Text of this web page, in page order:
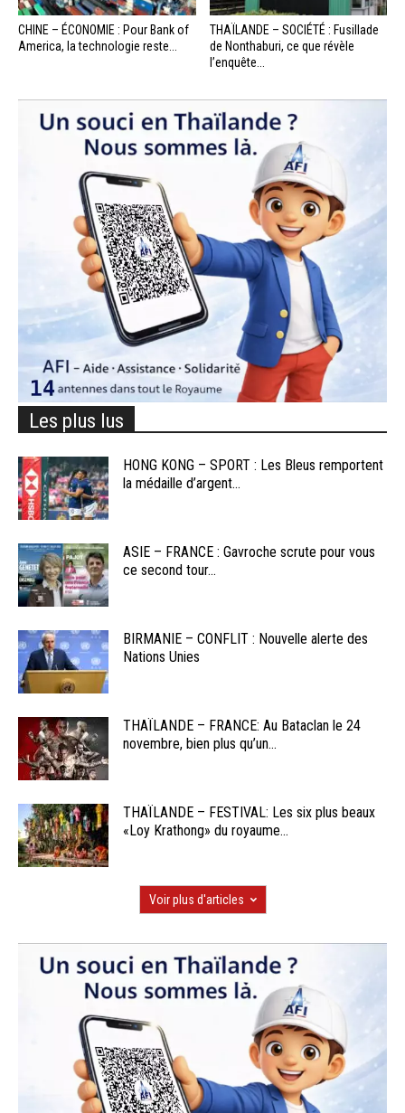
CHINE – ÉCONOMIE : Pour Bank of
America, la technologie reste...
THAÏLANDE – SOCIÉTÉ : Fusillade
de Nonthaburi, ce que révèle
l’enquête...
Les plus lus
HONG KONG – SPORT : Les Bleus remportent
la médaille d’argent...
ASIE – FRANCE : Gavroche scrute pour vous
ce second tour...
BIRMANIE – CONFLIT : Nouvelle alerte des
Nations Unies
THAÏLANDE – FRANCE: Au Bataclan le 24
novembre, bien plus qu’un...
THAÏLANDE – FESTIVAL: Les six plus beaux
«Loy Krathong» du royaume...
Voir plus d'articles